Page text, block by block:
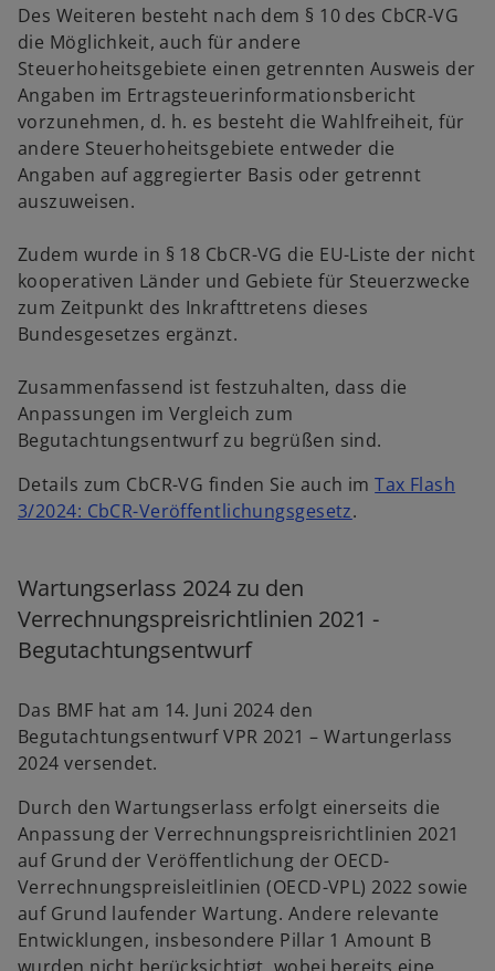
Des Weiteren besteht nach dem § 10 des CbCR-VG
die Möglichkeit, auch für andere
Steuerhoheitsgebiete einen getrennten Ausweis der
Angaben im Ertragsteuerinformationsbericht
vorzunehmen, d. h. es besteht die Wahlfreiheit, für
andere Steuerhoheitsgebiete entweder die
Angaben auf aggregierter Basis oder getrennt
auszuweisen.
Zudem wurde in § 18 CbCR-VG die EU-Liste der nicht
kooperativen Länder und Gebiete für Steuerzwecke
zum Zeitpunkt des Inkrafttretens dieses
Bundesgesetzes ergänzt.
Zusammenfassend ist festzuhalten, dass die
Anpassungen im Vergleich zum
Begutachtungsentwurf zu begrüßen sind.
Details zum CbCR-VG finden Sie auch imTax Flash
3/2024: CbCR-Veröffentlichungsgesetz.
Wartungserlass 2024 zu den
Verrechnungspreisrichtlinien 2021 -
Begutachtungsentwurf
Das BMF hat am 14. Juni 2024 den
Begutachtungsentwurf VPR 2021 – Wartungerlass
2024 versendet.
Durch den Wartungserlass erfolgt einerseits die
Anpassung der Verrechnungspreisrichtlinien 2021
auf Grund der Veröffentlichung der OECD-
Verrechnungspreisleitlinien (OECD-VPL) 2022 sowie
auf Grund laufender Wartung. Andere relevante
Entwicklungen, insbesondere Pillar 1 Amount B